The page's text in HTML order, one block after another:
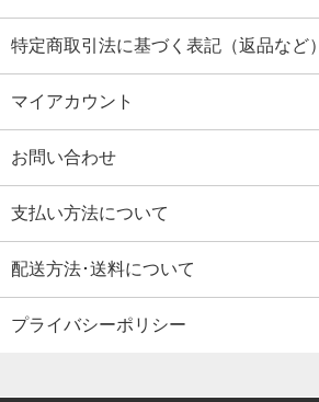
特定商取引法に基づく表記（返品など）
マイアカウント
お問い合わせ
支払い方法について
配送方法･送料について
プライバシーポリシー